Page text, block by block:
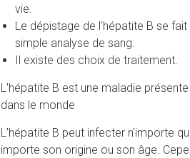
vie.
Le dépistage de l'hépatite B se fait
simple analyse de sang.
Il existe des choix de traitement.
L'hépatite B est une maladie
dans le monde
L’hépatite B peut infecter n'importe
importe son origine ou son âge.